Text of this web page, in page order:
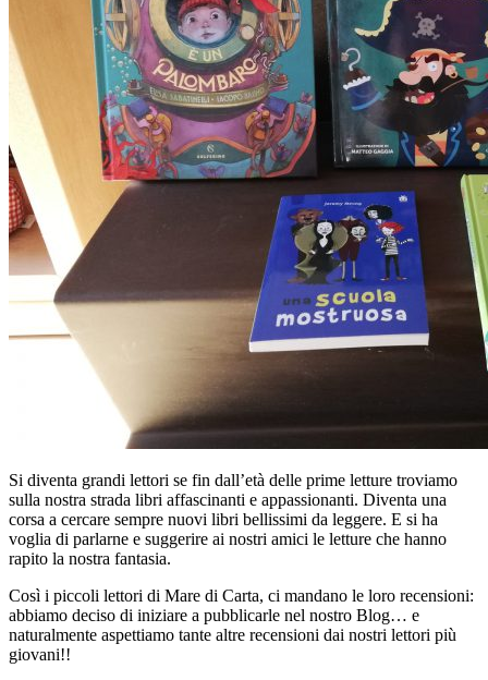
Si diventa grandi lettori se fin dall’età delle prime letture troviamo
sulla nostra strada libri affascinanti e appassionanti. Diventa una
corsa a cercare sempre nuovi libri bellissimi da leggere. E si ha
voglia di parlarne e suggerire ai nostri amici le letture che hanno
rapito la nostra fantasia.
Così i piccoli lettori di Mare di Carta, ci mandano le loro recensioni:
abbiamo deciso di iniziare a pubblicarle nel nostro Blog… e
naturalmente aspettiamo tante altre recensioni dai nostri lettori più
giovani!!